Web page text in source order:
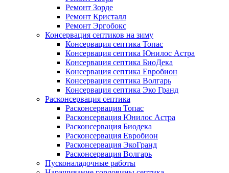
Ремонт Зорде
Ремонт Кристалл
Ремонт Эргобокс
Консервация септиков на зиму
Консервация септика Топас
Консервация септика Юнилос Астра
Консервация септика БиоДека
Консервация септика Евробион
Консервация септика Волгарь
Консервация септика Эко Гранд
Расконсервация септика
Расконсервация Топас
Расконсервация Юнилос Астра
Расконсервация Биодека
Расконсервация Евробион
Расконсервация ЭкоГранд
Расконсервация Волгарь
Пусконаладочные работы